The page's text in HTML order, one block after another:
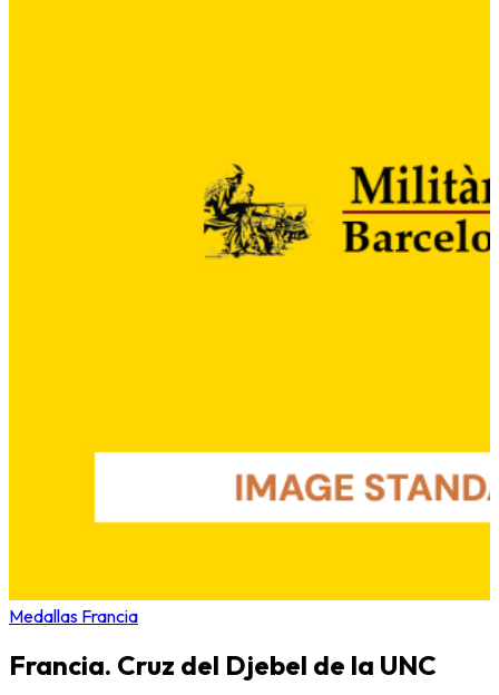
Medallas Francia
Francia. Cruz del Djebel de la UNC